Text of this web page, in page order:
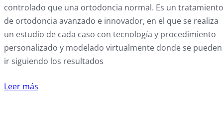
controlado que una ortodoncia normal. Es un tratamiento
de ortodoncia avanzado e innovador, en el que se realiza
un estudio de cada caso con tecnología y procedimiento
personalizado y modelado virtualmente donde se pueden
ir siguiendo los resultados
Leer más